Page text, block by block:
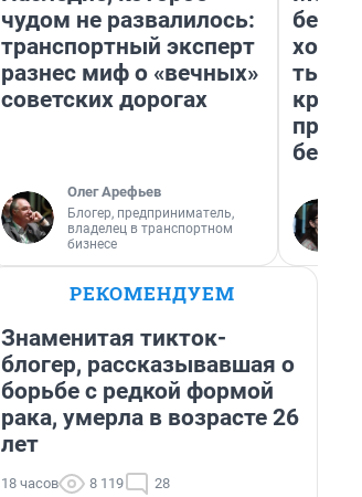
чудом не развалилось:
транспортный эксперт
разнес миф о «вечных»
советских дорогах
Олег Арефьев
Блогер, предприниматель,
владелец в транспортном
бизнесе
РЕКОМЕНДУЕМ
Знаменитая тикток-
блогер, рассказывавшая о
борьбе с редкой формой
рака, умерла в возрасте 26
лет
18 часов 8 119 28